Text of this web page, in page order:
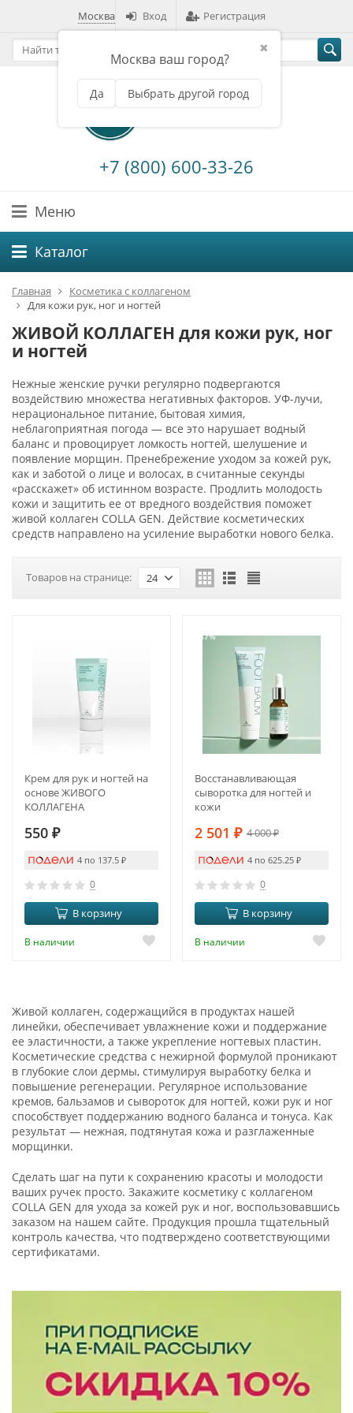
Москва
✖
Москва ваш город?
Да Выбрать другой город
Вход Регистрация
+7 (800) 600-33-26
Меню
Каталог
Главная
Косметика с коллагеном
Для кожи рук, ног и ногтей
ЖИВОЙ КОЛЛАГЕН для кожи рук, ног
и ногтей
Нежные женские ручки регулярно подвергаются
воздействию множества негативных факторов. УФ-лучи,
нерациональное питание, бытовая химия,
неблагоприятная погода — все это нарушает водный
баланс и провоцирует ломкость ногтей, шелушение и
появление морщин. Пренебрежение уходом за кожей рук,
как и заботой о лице и волосах, в считанные секунды
«расскажет» об истинном возрасте. Продлить молодость
кожи и защитить ее от вредного воздействия поможет
живой коллаген COLLA GEN. Действие косметических
средств направлено на усиление выработки нового белка.
Товаров на странице: 24
Крем для рук и ногтей на
основе ЖИВОГО
КОЛЛАГЕНА
550 ₽
4 по 137.5 ₽
0
В корзину
В наличии
-37%
Восстанавливающая
сыворотка для ногтей и
кожи
2 501 ₽ 4 000₽
4 по 625.25 ₽
0
В корзину
В наличии
Живой коллаген, содержащийся в продуктах нашей
линейки, обеспечивает увлажнение кожи и поддержание
ее эластичности, а также укрепление ногтевых пластин.
Косметические средства с нежирной формулой проникают
в глубокие слои дермы, стимулируя выработку белка и
повышение регенерации. Регулярное использование
кремов, бальзамов и сывороток для ногтей, кожи рук и ног
способствует поддержанию водного баланса и тонуса. Как
результат — нежная, подтянутая кожа и разглаженные
морщинки.
Сделать шаг на пути к сохранению красоты и молодости
ваших ручек просто. Закажите косметику с коллагеном
COLLA GEN для ухода за кожей рук и ног, воспользовавшись
заказом на нашем сайте. Продукция прошла тщательный
контроль качества, что подтверждено соответствующими
сертификатами.